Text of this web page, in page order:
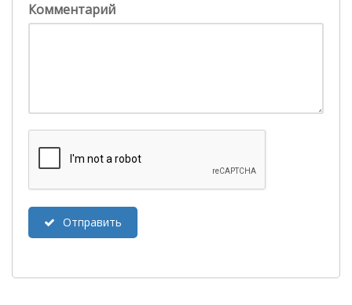
Комментарий
Отправить